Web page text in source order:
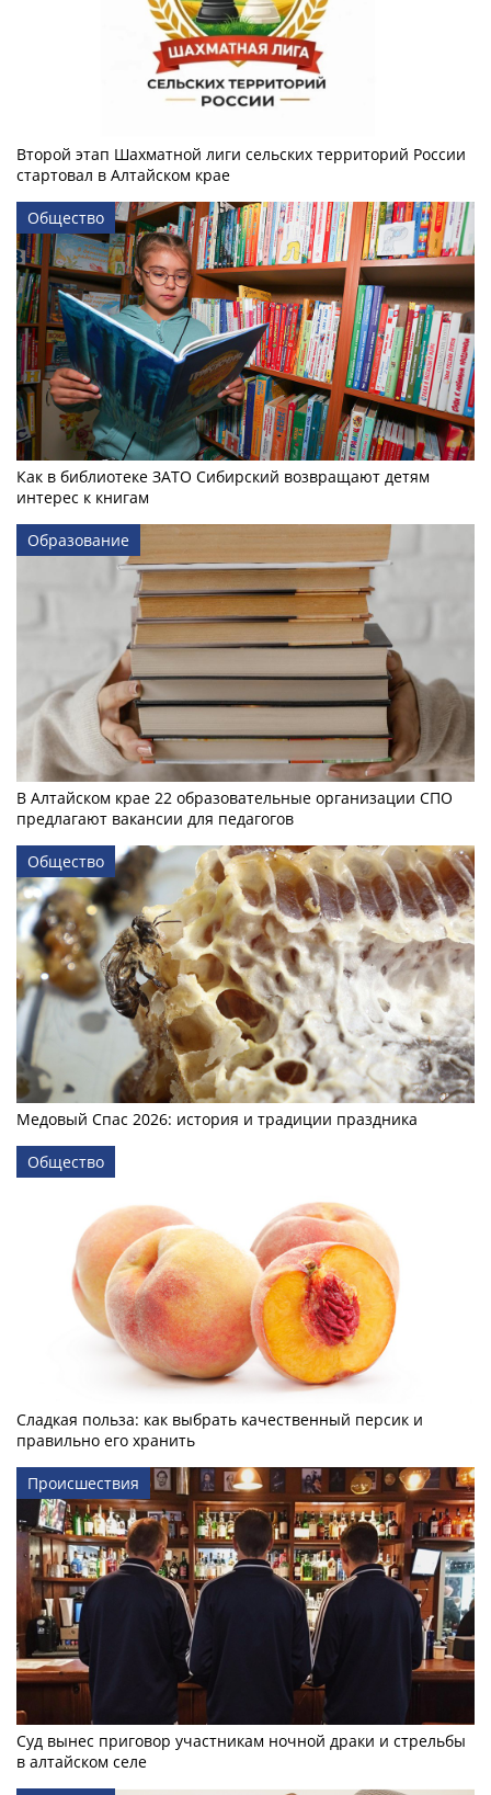
Второй этап Шахматной лиги сельских территорий России
стартовал в Алтайском крае
Общество
Как в библиотеке ЗАТО Сибирский возвращают детям
интерес к книгам
Образование
В Алтайском крае 22 образовательные организации СПО
предлагают вакансии для педагогов
Общество
Медовый Спас 2026: история и традиции праздника
Общество
Сладкая польза: как выбрать качественный персик и
правильно его хранить
Происшествия
Суд вынес приговор участникам ночной драки и стрельбы
в алтайском селе